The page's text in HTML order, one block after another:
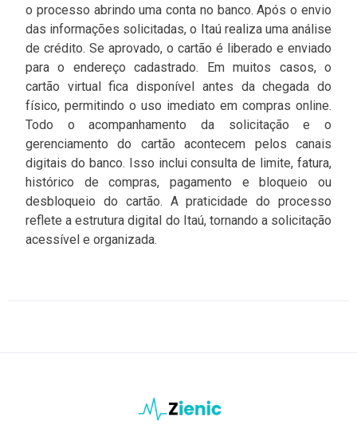
o processo abrindo uma conta no banco. Após o envio
das informações solicitadas, o Itaú realiza uma análise
de crédito. Se aprovado, o cartão é liberado e enviado
para o endereço cadastrado. Em muitos casos, o
cartão virtual fica disponível antes da chegada do
físico, permitindo o uso imediato em compras online.
Todo o acompanhamento da solicitação e o
gerenciamento do cartão acontecem pelos canais
digitais do banco. Isso inclui consulta de limite, fatura,
histórico de compras, pagamento e bloqueio ou
desbloqueio do cartão. A praticidade do processo
reflete a estrutura digital do Itaú, tornando a solicitação
acessível e organizada.